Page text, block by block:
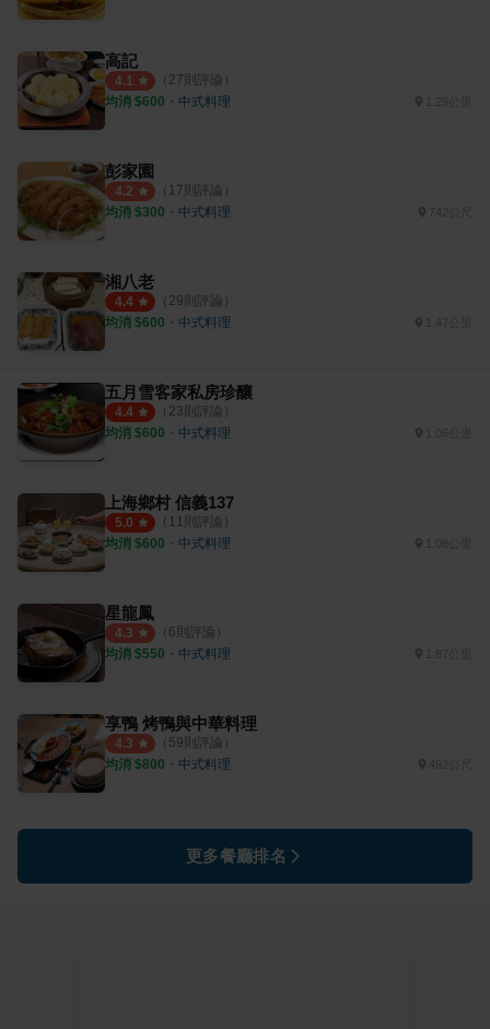
高記
4.1 （ 27則評論）
均消 $600 ・ 中式料理 1.29公里
彭家園
4.2 （ 17則評論）
均消 $300 ・ 中式料理 742公尺
湘八老
4.4 （ 29則評論）
均消 $600 ・ 中式料理 1.47公里
五月雪客家私房珍釀
4.4 （ 23則評論）
均消 $600 ・ 中式料理 1.06公里
上海鄉村 信義137
5.0 （ 11則評論）
均消 $600 ・ 中式料理 1.08公里
星龍鳳
4.3 （ 6則評論）
均消 $550 ・ 中式料理 1.87公里
享鴨 烤鴨與中華料理
4.3 （ 59則評論）
均消 $800 ・ 中式料理 492公尺
更多餐廳排名